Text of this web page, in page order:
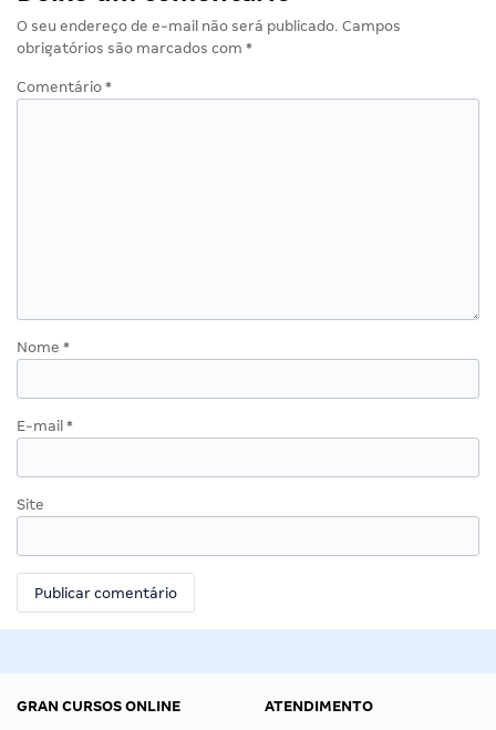
O seu endereço de e-mail não será publicado. Campos
obrigatórios são marcados com *
Comentário *
Nome *
E-mail *
Site
GRAN CURSOS ONLINE
ATENDIMENTO